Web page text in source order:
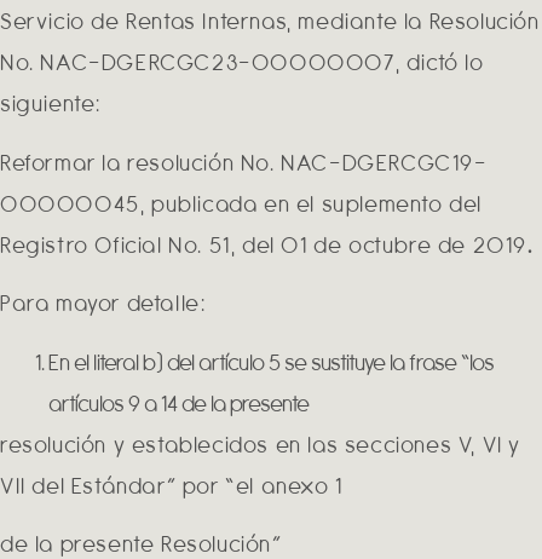
Servicio de Rentas Internas, mediante la Resolución
No. NAC-DGERCGC23-00000007, dictó lo
siguiente:
Reformar la resolución No. NAC-DGERCGC19-
00000045, publicada en el suplemento del
Registro Oficial No. 51, del 01 de octubre de 2019.
Para mayor detalle:
En el literal b) del artículo 5 se sustituye la frase “los
artículos 9 a 14 de la presente
resolución y establecidos en las secciones V, VI y
VII del Estándar” por “el anexo 1
de la presente Resolución”